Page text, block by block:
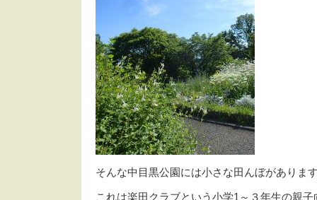
そんな中目黒公園には小さな田んぼがありま
これは楽田クラブという小学1～３年生の親